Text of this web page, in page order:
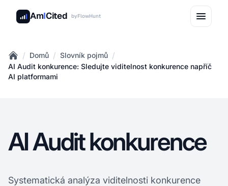
AmICited byFlowHunt
Home
/ Domů / Slovník pojmů /
AI Audit konkurence: Sledujte viditelnost konkurence napříč
AI platformami
AI Audit konkurence
Systematická analýza viditelnosti konkurence